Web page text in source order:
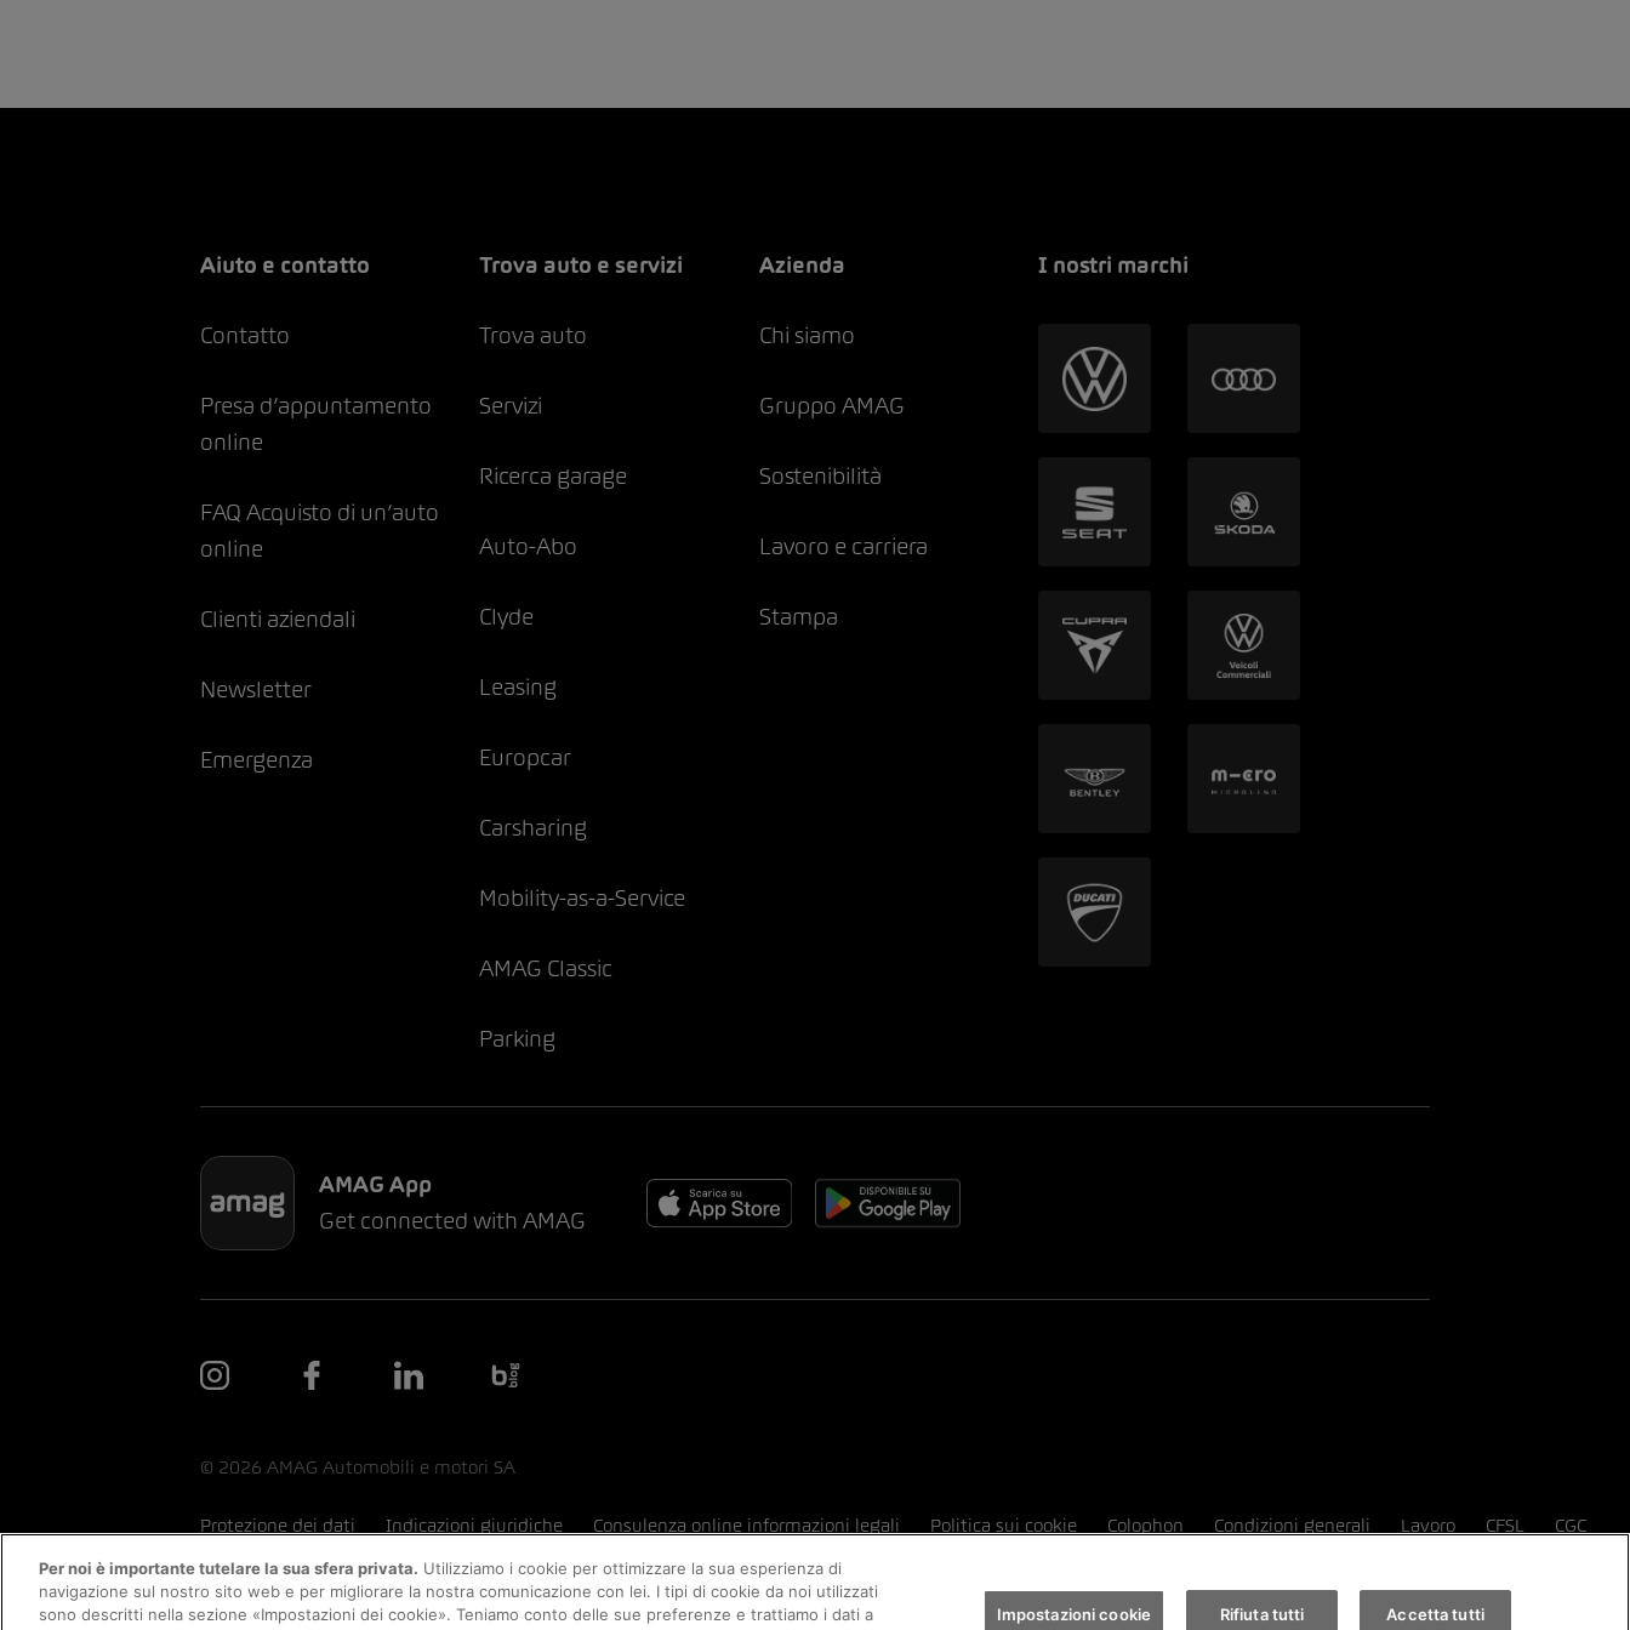
Aiuto e contatto
Contatto
Presa d’appuntamento
online
FAQ Acquisto di un’auto
online
Clienti aziendali
Newsletter
Emergenza
Trova auto e servizi
Trova auto
Servizi
Ricerca garage
Auto-Abo
Clyde
Leasing
Europcar
Carsharing
Mobility-as-a-Service
AMAG Classic
Parking
Azienda
Chi siamo
Gruppo AMAG
Sostenibilità
Lavoro e carriera
Stampa
I nostri marchi
AMAG App
Get connected with AMAG
© 2026 AMAG Automobili e motori SA
Protezione dei dati Indicazioni giuridiche Consulenza online informazioni legali Politica sui cookie Colophon Condizioni generali Lavoro CFSL CGC
Per noi è importante tutelare la sua sfera privata. Utilizziamo i cookie per ottimizzare la sua esperienza di
navigazione sul nostro sito web e per migliorare la nostra comunicazione con lei. I tipi di cookie da noi utilizzati
sono descritti nella sezione «Impostazioni dei cookie». Teniamo conto delle sue preferenze e trattiamo i dati a
Impostazioni cookie Rifiuta tutti Accetta tutti